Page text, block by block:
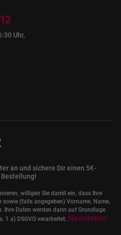
Uhr,
an und sichere Dir einen 5€-
willigen Sie damit ein, dass Ihre
(falls angegeben) Vorname, Name,
Ihre Daten werden dann auf Grundlage
1 a) DSGVO verarbeitet. Newsletter-